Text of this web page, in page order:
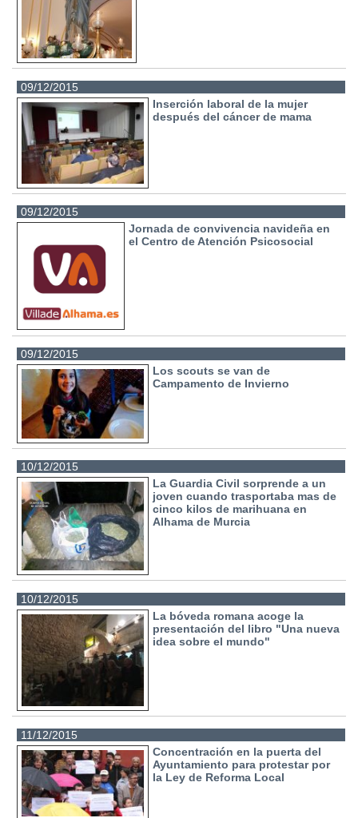
09/12/2015
Inserción laboral de la mujer
después del cáncer de mama
09/12/2015
Jornada de convivencia navideña en
el Centro de Atención Psicosocial
09/12/2015
Los scouts se van de
Campamento de Invierno
10/12/2015
La Guardia Civil sorprende a un
joven cuando trasportaba mas de
cinco kilos de marihuana en
Alhama de Murcia
10/12/2015
La bóveda romana acoge la
presentación del libro "Una nueva
idea sobre el mundo"
11/12/2015
Concentración en la puerta del
Ayuntamiento para protestar por
la Ley de Reforma Local